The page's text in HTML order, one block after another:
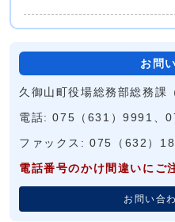
お問
久御山町役場総務部総務課
電話: 075（631）9991、
ファックス: 075（632）
電話番号のかけ間違いにご
お問い合